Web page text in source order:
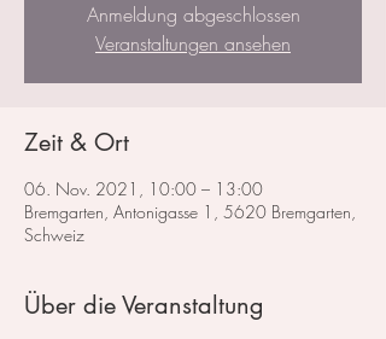
Anmeldung abgeschlossen
Veranstaltungen ansehen
Zeit & Ort
06. Nov. 2021, 10:00 – 13:00
Bremgarten, Antonigasse 1, 5620 Bremgarten,
Schweiz
Über die Veranstaltung